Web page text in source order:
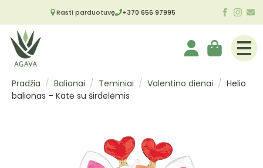
Rasti parduotuvę +370 656 97995
Pradžia Balionai Teminiai Valentino dienai
Helio
balionas – Katė su širdelėmis